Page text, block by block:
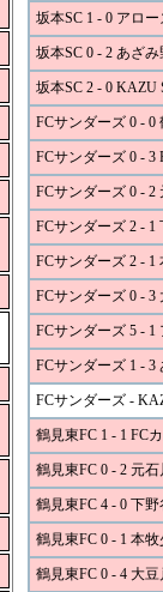
坂本SC 1 - 0 アロー
坂本SC 0 - 2 あざ
坂本SC 2 - 0 KAZU
FCサンダーズ 0 - 0
FCサンダーズ 0 - 3
FCサンダーズ 0 - 2
FCサンダーズ 2 - 1
FCサンダーズ 2 - 1
FCサンダーズ 0 - 3
FCサンダーズ 5 - 1
FCサンダーズ 1 - 3
FCサンダーズ -
鶴見東FC 1 - 1 FC
鶴見東FC 0 - 2 元石
鶴見東FC 4 - 0 下
鶴見東FC 0 - 1 本牧
鶴見東FC 0 - 4 大豆